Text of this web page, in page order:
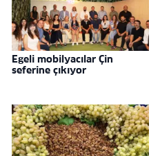
Egeli mobilyacılar Çin
seferine çıkıyor